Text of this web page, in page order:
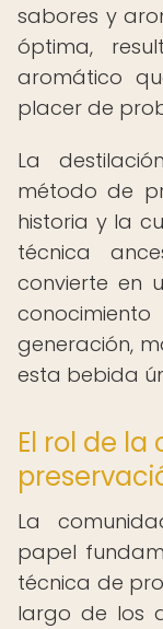
sabores y
óptima,
aromático
placer de
La
método de
historia y la
técnica
convierte en
generación,
esta bebida
El rol de
La
papel
técnica de
largo de los